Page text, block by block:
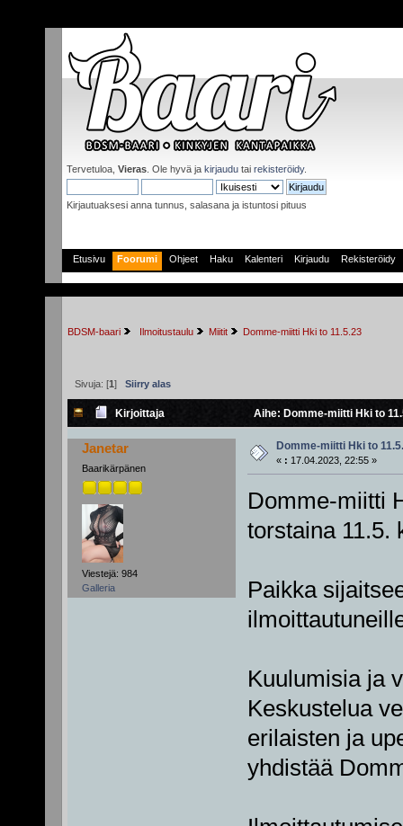
Tervetuloa, Vieras . Ole hyvä ja kirjaudu tai rekisteröidy.
Kirjautuaksesi anna tunnus, salasana ja istuntosi pituus
Etusivu Foorumi Ohjeet Haku Kalenteri Kirjaudu Rekisteröidy
BDSM-baari Ilmoitustaulu Miitit Domme-miitti Hki to 11.5.23
Sivuja: [1] Siirry alas
Kirjoittaja Aihe: Domme-miitti Hki to
Janetar
Baarikärpänen
Viestejä: 984
Galleria
Domme-miitti Hki to
« : 17.04.2023, 22:55 »
Domme-miitti
torstaina 11.5.
Paikka
Kuulumisia ja
Keskustelua
erilaisten ja
yhdistää